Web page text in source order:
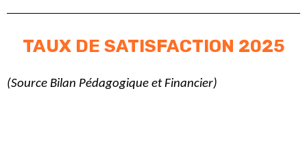
TAUX DE SATISFACTION 2025
(Source Bilan Pédagogique et Financier)